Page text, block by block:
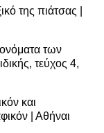
της πιάτσας |
των
τεύχος 4,
και
| Αθήναι